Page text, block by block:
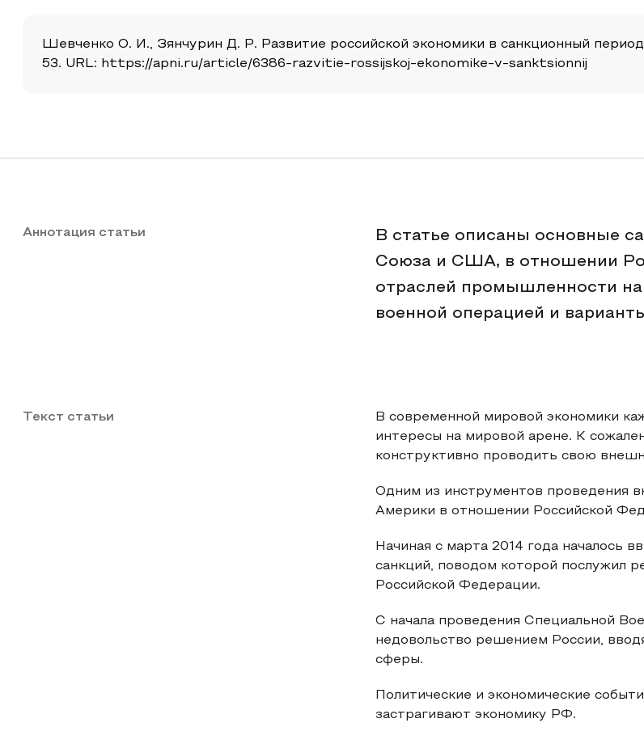
Шевченко О. И., Зянчурин Д. Р. Развитие российской экономики в санкционный
53. URL: https://apni.ru/article/6386-razvitie-rossijskoj-ekonomike-v-sanktsionnij
Аннотация статьи
В статье описаны основные
Союза и США, в отношении
отраслей промышленности на
военной операцией и
Текст статьи
В современной мировой экономики
интересы на мировой арене. К
конструктивно проводить свою
Одним из инструментов проведения
Америки в отношении Российской
Начиная с марта 2014 года началось
санкций, поводом которой послужил
Российской Федерации.
С начала проведения Специальной
недовольство решением России,
сферы.
Политические и экономические
застрагивают экономику РФ.